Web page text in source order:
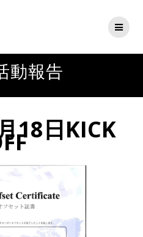
ツ
へ
ス
キ
プ
動報告
18日KICK